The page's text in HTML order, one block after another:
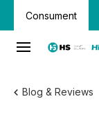
Consument
Blog & Reviews